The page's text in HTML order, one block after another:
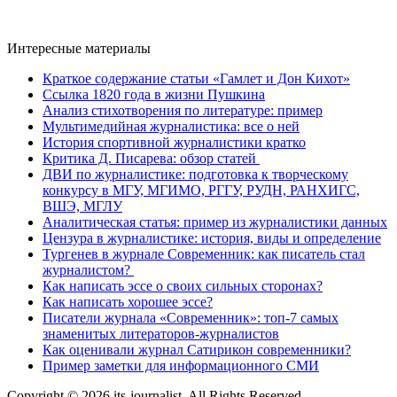
Интересные материалы
Краткое содержание статьи «Гамлет и Дон Кихот»
Ссылка 1820 года в жизни Пушкина
Анализ стихотворения по литературе: пример
Мультимедийная журналистика: все о ней
История спортивной журналистики кратко
Критика Д. Писарева: обзор статей
ДВИ по журналистике: подготовка к творческому
конкурсу в МГУ, МГИМО, РГГУ, РУДН, РАНХИГС,
ВШЭ, МГЛУ
Аналитическая статья: пример из журналистики данных
Цензура в журналистике: история, виды и определение
Тургенев в журнале Современник: как писатель стал
журналистом?
Как написать эссе о своих сильных сторонах?
Как написать хорошее эссе?
Писатели журнала «Современник»: топ-7 самых
знаменитых литераторов-журналистов
Как оценивали журнал Сатирикон современники?
Пример заметки для информационного СМИ